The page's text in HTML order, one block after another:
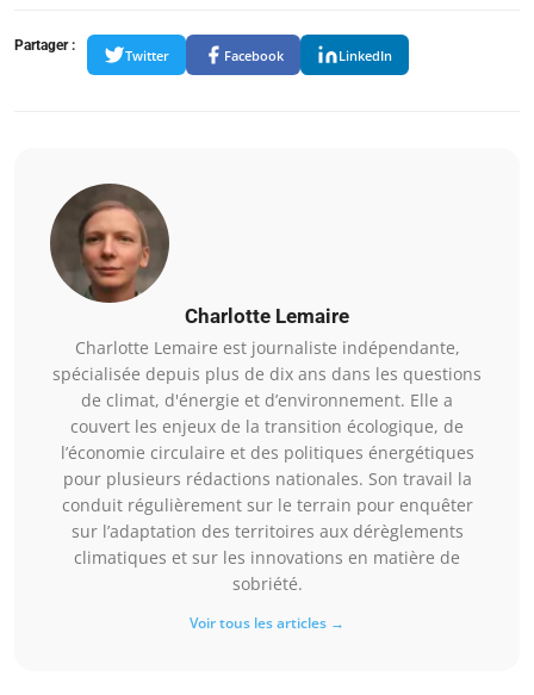
Partager :
Twitter Facebook LinkedIn
Charlotte Lemaire
Charlotte Lemaire est journaliste indépendante,
spécialisée depuis plus de dix ans dans les questions
de climat, d'énergie et d’environnement. Elle a
couvert les enjeux de la transition écologique, de
l’économie circulaire et des politiques énergétiques
pour plusieurs rédactions nationales. Son travail la
conduit régulièrement sur le terrain pour enquêter
sur l’adaptation des territoires aux dérèglements
climatiques et sur les innovations en matière de
sobriété.
Voir tous les articles →